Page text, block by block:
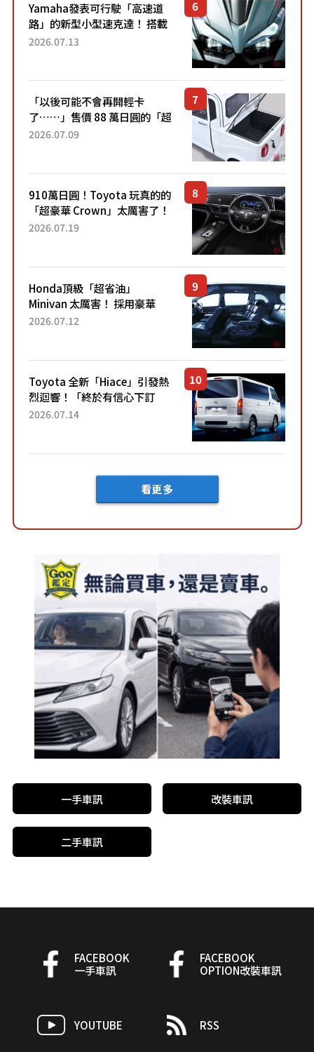
Yamaha發表可行駛「高速道
路」的新型小型速克達！ 搭載
能享受超強勁「渦輪感」的動
2026.07.13
「以後可能不會再開輕卡
了……」售價 88 萬日圓的「超
迷你輕型貨車」引發兩極評
了！...
2026.07.09
910萬日圓！Toyota 玩真的的
「超豪華 Crown」太厲害了！
採用由「匠人技藝」打造的
2026.07.19
Honda頂級「超省油」
Minivan 太厲害！ 採用豪華
「真皮座椅」與專屬「黑色內
「三...
2026.07.12
Toyota 全新「Hiace」引發熱
烈迴響！「終於有信心下訂
了！」「哪個等級交車最
車？...
2026.07.14
看更多
一手車訊 改裝車訊
二手車訊
FACEBOOK
一手車訊
FACEBOOK
OPTION改裝車訊
YOUTUBE RSS